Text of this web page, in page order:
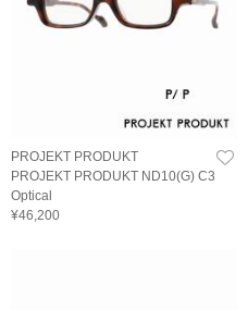
PROJEKT PRODUKT
PROJEKT PRODUKT ND10(G) C3
Optical
¥46,200